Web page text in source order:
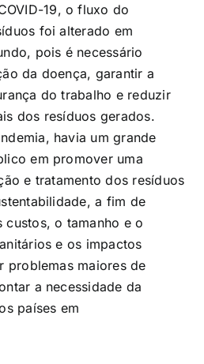
19, o fluxo do
foi alterado em
pois é necessário
da doença, garantir a
do trabalho e reduzir
dos resíduos gerados.
havia um grande
em promover uma
e tratamento dos resíduos
a fim de
o tamanho e o
e os impactos
problemas maiores de
a necessidade da
países em